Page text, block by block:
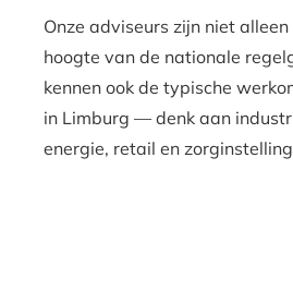
Onze adviseurs zijn niet
hoogte van de nationale
kennen ook de typische
in Limburg — denk aan
energie, retail en